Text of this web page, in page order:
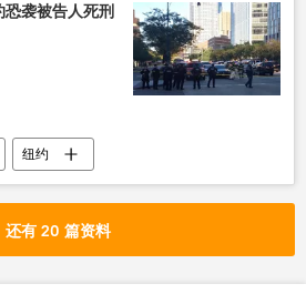
袭被告人死刑
纽约
被告
还有 20 篇资料